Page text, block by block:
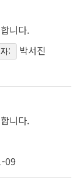
니다.
: 박서진
니다.
09